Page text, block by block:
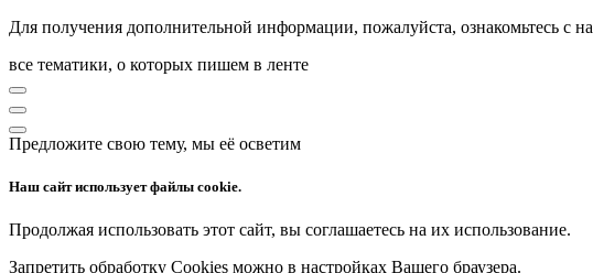
Для получения дополнительной информации, пожалуйста, ознакомьтесь с
все тематики, о которых пишем в ленте
Предложите свою тему, мы её осветим
Наш сайт использует файлы cookie.
Продолжая использовать этот сайт, вы соглашаетесь на их использование.
Запретить обработку Cookies можно в настройках Вашего браузера.